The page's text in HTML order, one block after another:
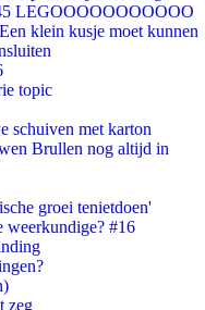
LEGOOOOOOOOOOO
klein kusje moet kunnen
topic
schuiven met karton
Brullen nog altijd in
groei tenietdoen'
weerkundige? #16
zeg